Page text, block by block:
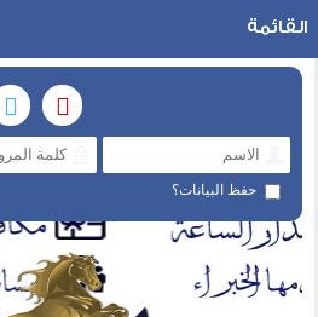
حفظ البيانات؟
القائمة